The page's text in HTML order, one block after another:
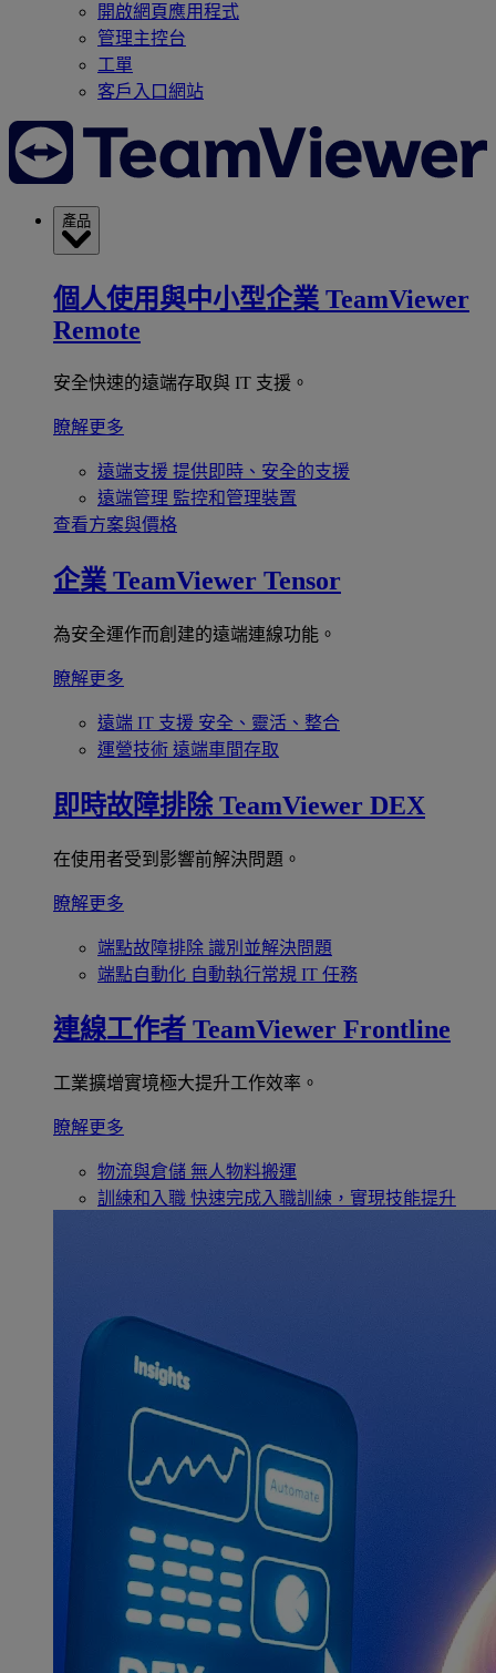
開啟網頁應用程式
管理主控台
工單
客戶入口網站
產品
個人使用與中小型企業 TeamViewer
Remote
安全快速的遠端存取與 IT 支援。
瞭解更多
遠端支援 提供即時、安全的支援
遠端管理 監控和管理裝置
查看方案與價格
企業 TeamViewer Tensor
為安全運作而創建的遠端連線功能。
瞭解更多
遠端 IT 支援 安全、靈活、整合
運營技術 遠端車間存取
即時故障排除 TeamViewer DEX
在使用者受到影響前解決問題。
瞭解更多
端點故障排除 識別並解決問題
端點自動化 自動執行常規 IT 任務
連線工作者 TeamViewer Frontline
工業擴增實境極大提升工作效率。
瞭解更多
物流與倉儲 無人物料搬運
訓練和入職 快速完成入職訓練，實現技能提升